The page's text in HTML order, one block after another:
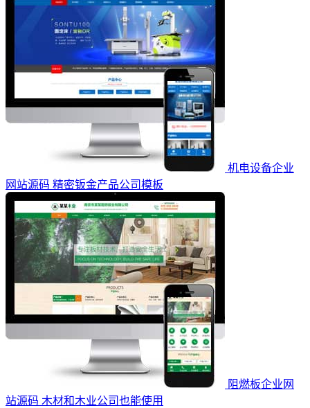
机电设备企业
网站源码 精密钣金产品公司模板
阻燃板企业网
站源码 木材和木业公司也能使用